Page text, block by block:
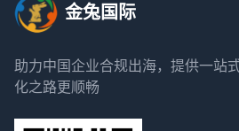
金兔国际
助力中国企业合规出海，提供一站
化之路更顺畅